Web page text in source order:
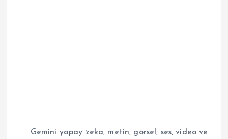
Gemini yapay zeka, metin, görsel, ses, video ve